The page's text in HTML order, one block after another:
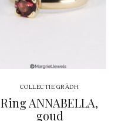
COLLECTIE GRÀDH
Ring ANNABELLA,
goud